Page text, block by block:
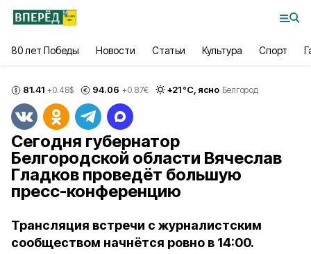
80 лет Победы Новости Статьи Культура Спорт
81.41 +0.48$ 94.06 +0.87€ +21°С, ясно Белгород
Сегодня губернатор
Белгородской области Вячеслав
Гладков проведёт большую
пресс-конференцию
Трансляция встречи с журналистским
сообществом начнётся ровно в 14:00.